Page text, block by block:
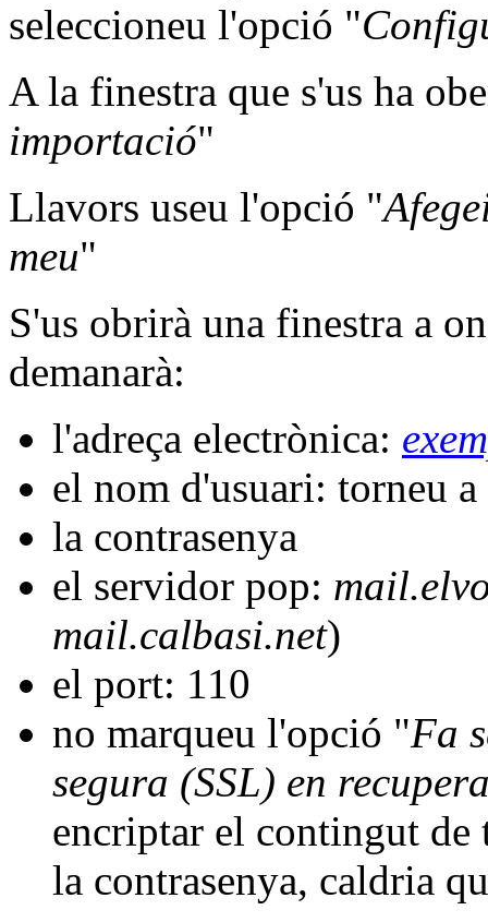
seleccioneu l'opció "
A la finestra que s'us ha
importació"
Llavors useu l'opció "
meu"
S'us obrirà una finestra a
demanarà:
l'adreça electrònica:
el nom d'usuari: torneu
la contrasenya
el servidor pop:
mail.calbasi.net)
el port: 110
no marqueu l'opció "Fa
segura (SSL) en
encriptar el contingut
la contrasenya, caldria